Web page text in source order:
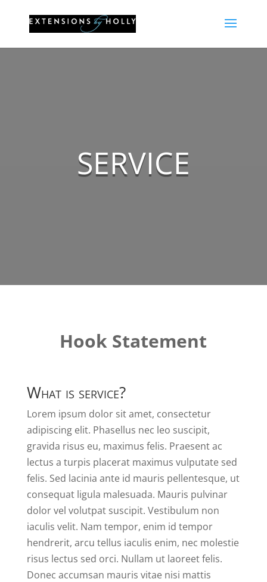
SERVICE
Hook Statement
What is service?
Lorem ipsum dolor sit amet, consectetur
adipiscing elit. Phasellus nec leo suscipit,
gravida risus eu, maximus felis. Praesent ac
lectus a turpis placerat maximus vulputate sed
felis. Sed lacinia ante id mauris pellentesque, ut
consequat ligula malesuada. Mauris pulvinar
dolor vel volutpat suscipit. Vestibulum non
iaculis velit. Nam tempor, enim id tempor
hendrerit, arcu tellus iaculis enim, nec molestie
risus lectus sed orci. Nullam ut laoreet felis.
Donec accumsan mauris vitae nisi mattis